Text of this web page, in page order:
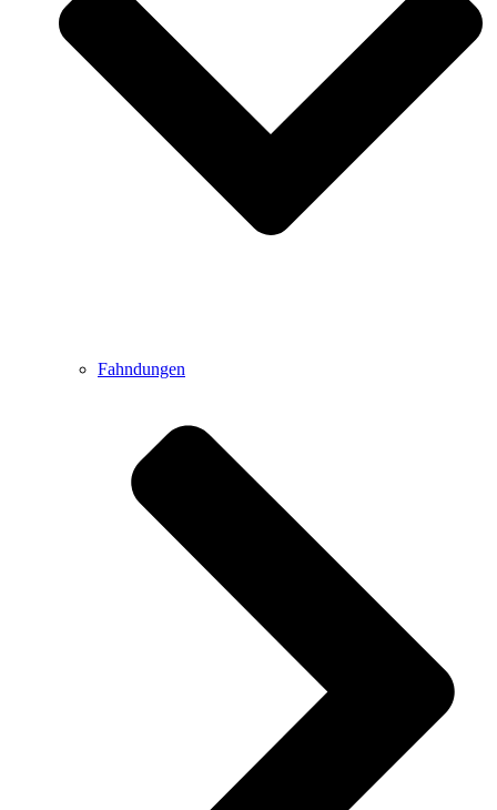
Fahndungen